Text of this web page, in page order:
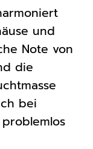
und
Note von
die
bei